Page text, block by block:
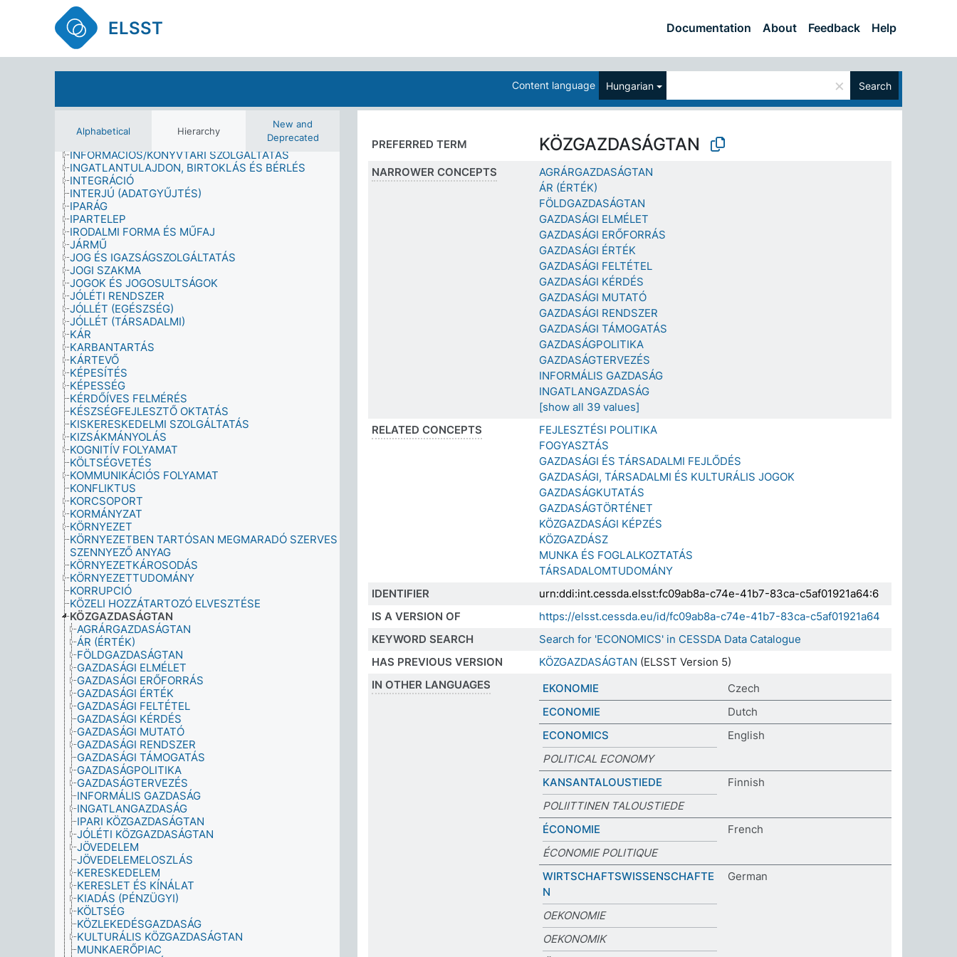
ELSST Documentation About Feedback Help
Content language Hungarian × Search
Alphabetical Hierarchy
New and
Deprecated
HELY
HIÁNY
HIEDELEM
IDENTITÁS
IMÁZS
INFORMÁCIÓHASZNÁLAT
INFORMÁCIÓS/KÖNYVTÁRI SZOLGÁLTATÁS
INGATLANTULAJDON, BIRTOKLÁS ÉS BÉRLÉS
INTEGRÁCIÓ
INTERJÚ (ADATGYŰJTÉS)
IPARÁG
IPARTELEP
IRODALMI FORMA ÉS MŰFAJ
JÁRMŰ
JOG ÉS IGAZSÁGSZOLGÁLTATÁS
JOGI SZAKMA
JOGOK ÉS JOGOSULTSÁGOK
JÓLÉTI RENDSZER
JÓLLÉT (EGÉSZSÉG)
JÓLLÉT (TÁRSADALMI)
KÁR
KARBANTARTÁS
KÁRTEVŐ
KÉPESÍTÉS
KÉPESSÉG
KÉRDŐÍVES FELMÉRÉS
KÉSZSÉGFEJLESZTŐ OKTATÁS
KISKERESKEDELMI SZOLGÁLTATÁS
KIZSÁKMÁNYOLÁS
KOGNITÍV FOLYAMAT
KÖLTSÉGVETÉS
KOMMUNIKÁCIÓS FOLYAMAT
KONFLIKTUS
KORCSOPORT
KORMÁNYZAT
KÖRNYEZET
KÖRNYEZETBEN TARTÓSAN MEGMARADÓ SZERVES
SZENNYEZŐ ANYAG
KÖRNYEZETKÁROSODÁS
KÖRNYEZETTUDOMÁNY
KORRUPCIÓ
KÖZELI HOZZÁTARTOZÓ ELVESZTÉSE
KÖZGAZDASÁGTAN
AGRÁRGAZDASÁGTAN
ÁR (ÉRTÉK)
FÖLDGAZDASÁGTAN
GAZDASÁGI ELMÉLET
GAZDASÁGI ERŐFORRÁS
GAZDASÁGI ÉRTÉK
GAZDASÁGI FELTÉTEL
GAZDASÁGI KÉRDÉS
GAZDASÁGI MUTATÓ
GAZDASÁGI RENDSZER
GAZDASÁGI TÁMOGATÁS
GAZDASÁGPOLITIKA
GAZDASÁGTERVEZÉS
INFORMÁLIS GAZDASÁG
INGATLANGAZDASÁG
IPARI KÖZGAZDASÁGTAN
JÓLÉTI KÖZGAZDASÁGTAN
JÖVEDELEM
JÖVEDELEMELOSZLÁS
KERESKEDELEM
KERESLET ÉS KÍNÁLAT
KIADÁS (PÉNZÜGYI)
KÖLTSÉG
KÖZLEKEDÉSGAZDASÁG
KULTURÁLIS KÖZGAZDASÁGTAN
MUNKAERŐPIAC
PREFERRED TERM KÖZGAZDASÁGTAN
NARROWER CONCEPTS
AGRÁRGAZDASÁGTAN
ÁR (ÉRTÉK)
FÖLDGAZDASÁGTAN
GAZDASÁGI ELMÉLET
GAZDASÁGI ERŐFORRÁS
GAZDASÁGI ÉRTÉK
GAZDASÁGI FELTÉTEL
GAZDASÁGI KÉRDÉS
GAZDASÁGI MUTATÓ
GAZDASÁGI RENDSZER
GAZDASÁGI TÁMOGATÁS
GAZDASÁGPOLITIKA
GAZDASÁGTERVEZÉS
INFORMÁLIS GAZDASÁG
INGATLANGAZDASÁG
[show all 39 values]
RELATED CONCEPTS
FEJLESZTÉSI POLITIKA
FOGYASZTÁS
GAZDASÁGI ÉS TÁRSADALMI FEJLŐDÉS
GAZDASÁGI, TÁRSADALMI ÉS KULTURÁLIS JOGOK
GAZDASÁGKUTATÁS
GAZDASÁGTÖRTÉNET
KÖZGAZDASÁGI KÉPZÉS
KÖZGAZDÁSZ
MUNKA ÉS FOGLALKOZTATÁS
TÁRSADALOMTUDOMÁNY
IDENTIFIER
urn:ddi:int.cessda.elsst:fc09ab8a-c74e-41b7-83ca-c5af01921a64:6
IS A VERSION OF
https://elsst.cessda.eu/id/fc09ab8a-c74e-41b7-83ca-c5af01921a64
KEYWORD SEARCH
Search for 'ECONOMICS' in CESSDA Data Catalogue
HAS PREVIOUS VERSION
KÖZGAZDASÁGTAN (ELSST Version 5)
IN OTHER LANGUAGES
EKONOMIE
Czech
ECONOMIE
Dutch
ECONOMICS
English
POLITICAL ECONOMY
KANSANTALOUSTIEDE
Finnish
POLIITTINEN TALOUSTIEDE
ÉCONOMIE
French
ÉCONOMIE POLITIQUE
WIRTSCHAFTSWISSENSCHAFTE
N
German
OEKONOMIE
OEKONOMIK